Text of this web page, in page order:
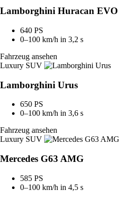
Lamborghini Huracan EVO
640 PS
0–100 km/h in 3,2 s
Fahrzeug ansehen
Luxury SUV
Lamborghini Urus
650 PS
0–100 km/h in 3,6 s
Fahrzeug ansehen
Luxury SUV
Mercedes G63 AMG
585 PS
0–100 km/h in 4,5 s